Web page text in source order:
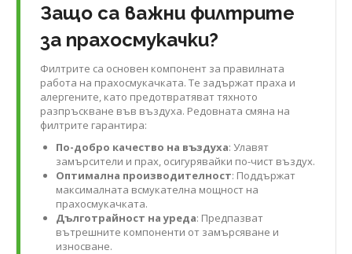
Защо са важни филтрите
за прахосмукачки?
Филтрите са основен компонент за правилната
работа на прахосмукачката. Те задържат праха и
алергените, като предотвратяват тяхното
разпръскване във въздуха. Редовната смяна на
филтрите гарантира:
По-добро качество на въздуха: Улавят
замърсители и прах, осигурявайки по-чист въздух.
Оптимална производителност: Поддържат
максималната всмукателна мощност на
прахосмукачката.
Дълготрайност на уреда: Предпазват
вътрешните компоненти от замърсяване и
износване.